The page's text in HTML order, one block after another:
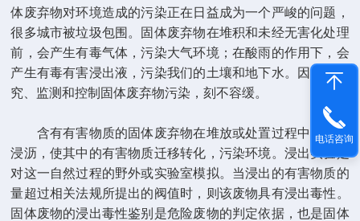
体废弃物对环境造成的污染正在日益成为一个严峻的问题，
很多城市被垃圾包围。固体废弃物在堆积和未经无害化处理
前，会产生有毒气体，污染大气环境；在酸雨的作用下，会
产生有毒有害浸出液，污染我们的土壤和地下水。因此，研
究、监测和控制固体废弃物污染，刻不容缓。
含有有害物质的固体废弃物在堆放或处置过程中，遇水
浸沥，使其中的有害物质迁移转化，污染环境。浸出实验是
对这一自然过程的野外或实验室模拟。当浸出的有害物质的
量超过相关法规所提出的阀值时，则该废物具有浸出毒性。
固体废物的浸出毒性鉴别是危险废物的判定依据，也是固体
电话咨询